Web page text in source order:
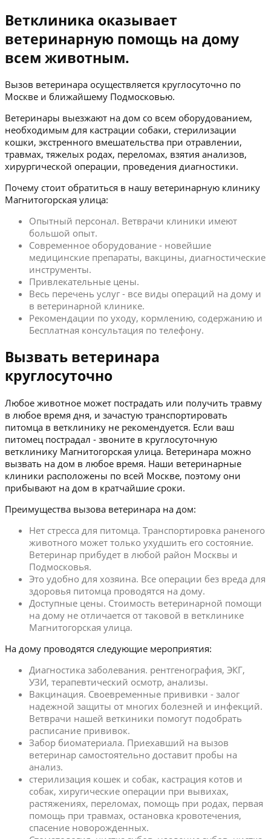
Ветклиника оказывает
ветеринарную помощь на дому
всем животным.
Вызов ветеринара осуществляется круглосуточно по
Москве и ближайшему Подмосковью.
Ветеринары выезжают на дом со всем оборудованием,
необходимым для кастрации собаки, стерилизации
кошки, экстренного вмешательства при отравлении,
травмах, тяжелых родах, переломах, взятия анализов,
хирургической операции, проведения диагностики.
Почему стоит обратиться в нашу ветеринарную клинику
Магнитогорская улица:
Опытный персонал. Ветврачи клиники имеют
большой опыт.
Современное оборудование - новейшие
медицинские препараты, вакцины, диагностические
инструменты.
Привлекательные цены.
Весь перечень услуг - все виды операций на дому и
в ветеринарной клинике.
Рекомендации по уходу, кормлению, содержанию и
Бесплатная консультация по телефону.
Вызвать ветеринара
круглосуточно
Любое животное может пострадать или получить травму
в любое время дня, и зачастую транспортировать
питомца в ветклинику не рекомендуется. Если ваш
питомец пострадал - звоните в круглосуточную
ветклинику Магнитогорская улица. Ветеринара можно
вызвать на дом в любое время. Наши ветеринарные
клиники расположены по всей Москве, поэтому они
прибывают на дом в кратчайшие сроки.
Преимущества вызова ветеринара на дом:
Нет стресса для питомца. Транспортировка раненого
животного может только ухудшить его состояние.
Ветеринар прибудет в любой район Москвы и
Подмосковья.
Это удобно для хозяина. Все операции без вреда для
здоровья питомца проводятся на дому.
Доступные цены. Стоимость ветеринарной помощи
на дому не отличается от таковой в ветклинике
Магнитогорская улица.
На дому проводятся следующие мероприятия:
Диагностика заболевания. рентгенография, ЭКГ,
УЗИ, терапевтический осмотр, анализы.
Вакцинация. Своевременные прививки - залог
надежной защиты от многих болезней и инфекций.
Ветврачи нашей веткиники помогут подобрать
расписание прививок.
Забор биоматериала. Приехавший на вызов
ветеринар самостоятельно доставит пробы на
анализ.
стерилизация кошек и собак, кастрация котов и
собак, хиругические операции при вывихах,
растяжениях, переломах, помощь при родах, первая
помощь при травмах, остановка кровотечения,
спасение новорожденных.